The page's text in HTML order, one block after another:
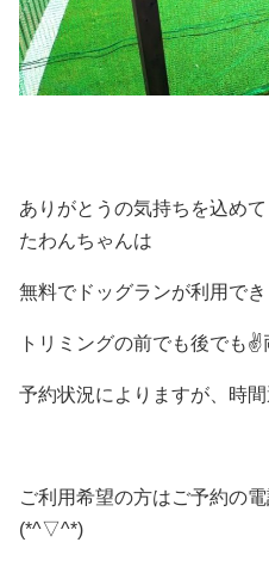
ありがとうの気持ちを込め
たわんちゃんは
無料でドッグランが利用で
トリミングの前でも後でも✌
予約状況によりますが、時
ご利用希望の方はご予約の
(*^▽^*)